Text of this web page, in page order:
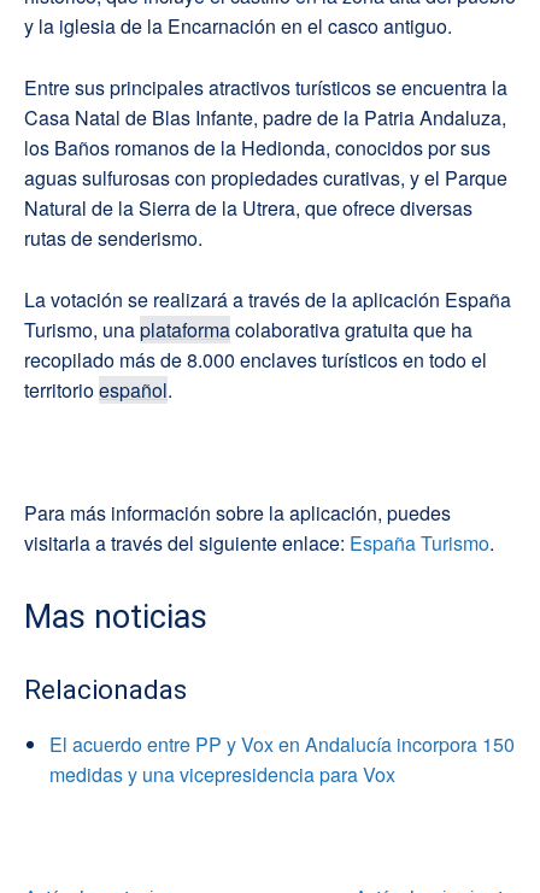
y la iglesia de la Encarnación en el casco antiguo.
Entre sus principales atractivos turísticos se encuentra la
Casa Natal de Blas Infante, padre de la Patria Andaluza,
los Baños romanos de la Hedionda, conocidos por sus
aguas sulfurosas con propiedades curativas, y el Parque
Natural de la Sierra de la Utrera, que ofrece diversas
rutas de senderismo.
La votación se realizará a través de la aplicación España
Turismo, unaplataformacolaborativa gratuita que ha
recopilado más de 8.000 enclaves turísticos en todo el
territorioespañol.
Para más información sobre la aplicación, puedes
visitarla a través del siguiente enlace: España Turismo.
Mas noticias
Relacionadas
El acuerdo entre PP y Vox en Andalucía incorpora 150
medidas y una vicepresidencia para Vox